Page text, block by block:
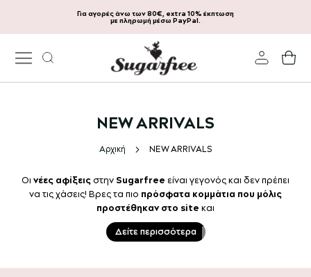
Μετάβαση
περιεχόμενο
Για αγορές άνω των 80€, extra 10% έκπτωση
με πληρωμή μέσω PayPal.
NEW ARRIVALS
Αρχική NEW ARRIVALS
Οι νέες αφίξειςστην Sugarfree είναι γεγονός και δεν πρέπει
να τις χάσεις! Βρες τα πιο πρόσφατα κομμάτια που μόλις
προστέθηκαν στο site και
Δείτε περισσότερα